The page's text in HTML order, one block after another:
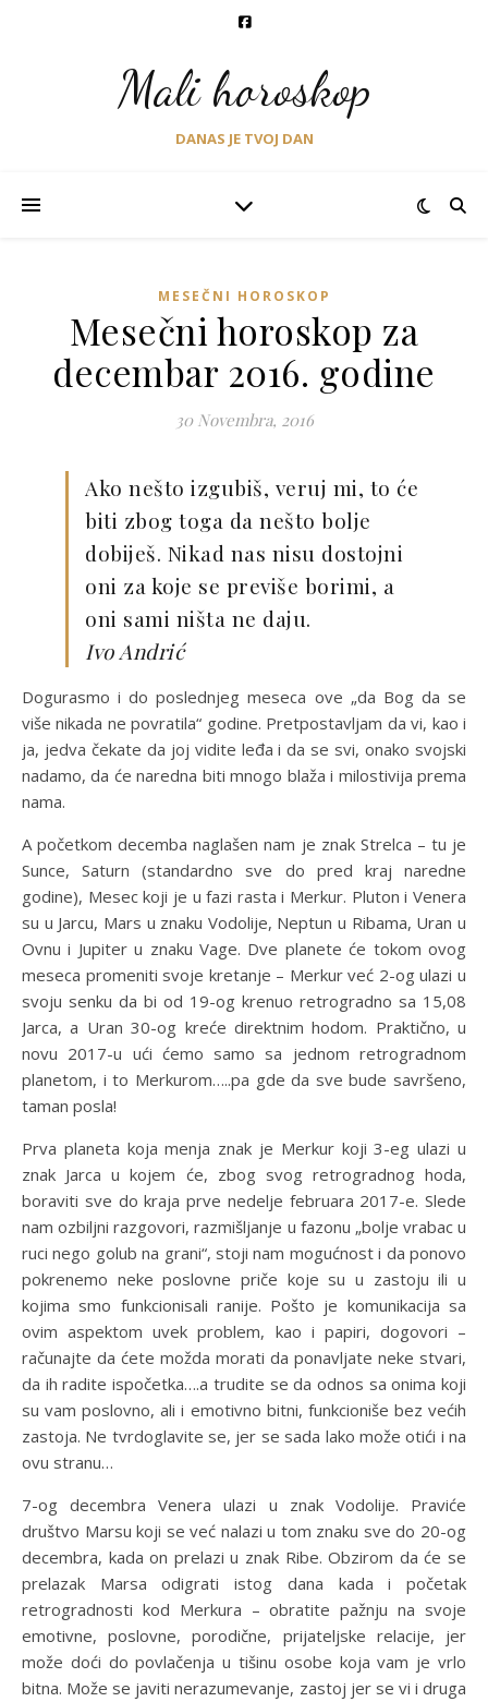
Mali horoskop
DANAS JE TVOJ DAN
MESEČNI HOROSKOP
Mesečni horoskop za
decembar 2016. godine
30 Novembra, 2016
Ako nešto izgubiš, veruj mi, to će
biti zbog toga da nešto bolje
dobiješ. Nikad nas nisu dostojni
oni za koje se previše borimi, a
oni sami ništa ne daju.
Ivo Andrić
Dogurasmo i do poslednjeg meseca ove „da Bog da se
više nikada ne povratila“ godine. Pretpostavljam da vi, kao i
ja, jedva čekate da joj vidite leđa i da se svi, onako svojski
nadamo, da će naredna biti mnogo blaža i milostivija prema
nama.
A početkom decemba naglašen nam je znak Strelca – tu je
Sunce, Saturn (standardno sve do pred kraj naredne
godine), Mesec koji je u fazi rasta i Merkur. Pluton i Venera
su u Jarcu, Mars u znaku Vodolije, Neptun u Ribama, Uran u
Ovnu i Jupiter u znaku Vage. Dve planete će tokom ovog
meseca promeniti svoje kretanje – Merkur već 2-og ulazi u
svoju senku da bi od 19-og krenuo retrogradno sa 15,08
Jarca, a Uran 30-og kreće direktnim hodom. Praktično, u
novu 2017-u ući ćemo samo sa jednom retrogradnom
planetom, i to Merkurom…..pa gde da sve bude savršeno,
taman posla!
Prva planeta koja menja znak je Merkur koji 3-eg ulazi u
znak Jarca u kojem će, zbog svog retrogradnog hoda,
boraviti sve do kraja prve nedelje februara 2017-e. Slede
nam ozbiljni razgovori, razmišljanje u fazonu „bolje vrabac u
ruci nego golub na grani“, stoji nam mogućnost i da ponovo
pokrenemo neke poslovne priče koje su u zastoju ili u
kojima smo funkcionisali ranije. Pošto je komunikacija sa
ovim aspektom uvek problem, kao i papiri, dogovori –
računajte da ćete možda morati da ponavljate neke stvari,
da ih radite ispočetka….a trudite se da odnos sa onima koji
su vam poslovno, ali i emotivno bitni, funkcioniše bez većih
zastoja. Ne tvrdoglavite se, jer se sada lako može otići i na
ovu stranu…
7-og decembra Venera ulazi u znak Vodolije. Praviće
društvo Marsu koji se već nalazi u tom znaku sve do 20-og
decembra, kada on prelazi u znak Ribe. Obzirom da će se
prelazak Marsa odigrati istog dana kada i početak
retrogradnosti kod Merkura – obratite pažnju na svoje
emotivne, poslovne, porodične, prijateljske relacije, jer
može doći do povlačenja u tišinu osobe koja vam je vrlo
bitna. Može se javiti nerazumevanje, zastoj jer se vi i druga